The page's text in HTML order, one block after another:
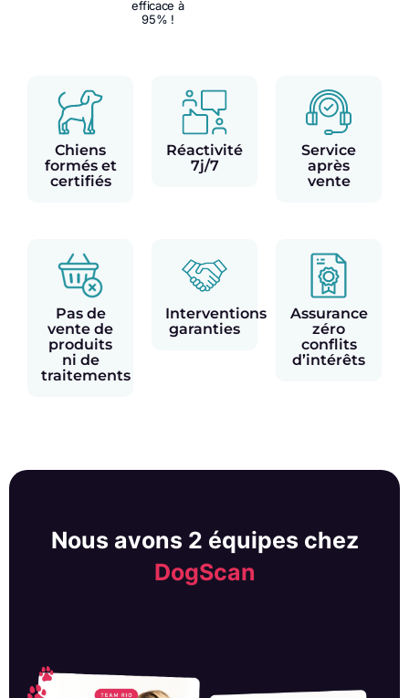
efficace à
95% !
Chiens
formés et
certifiés
Réactivité
7j/7
Service
après
vente
Pas de
vente de
produits
ni de
traitements
Interventions
garanties
Assurance
zéro
conflits
d’intérêts
Nous avons 2 équipes chez
DogScan